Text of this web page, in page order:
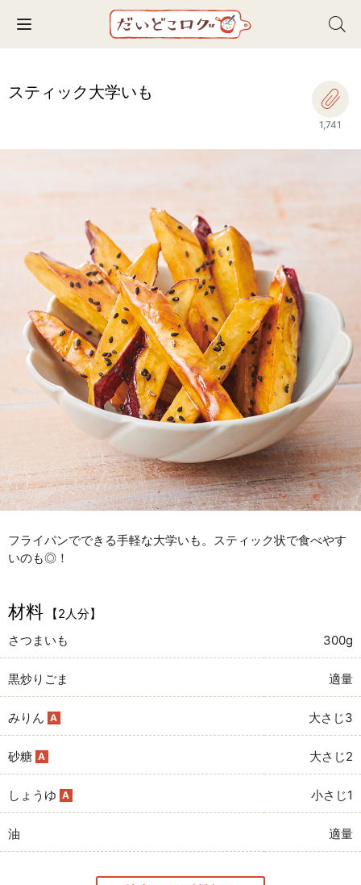
Toggle navigation
スティック大学いも
1,741
フライパンでできる手軽な大学いも。スティック状で食べやす
いのも◎！
材料
【2人分】
さつまいも
300g
黒炒りごま 適量
みりん A 大さじ3
砂糖 A 大さじ2
しょうゆ A 小さじ1
油 適量